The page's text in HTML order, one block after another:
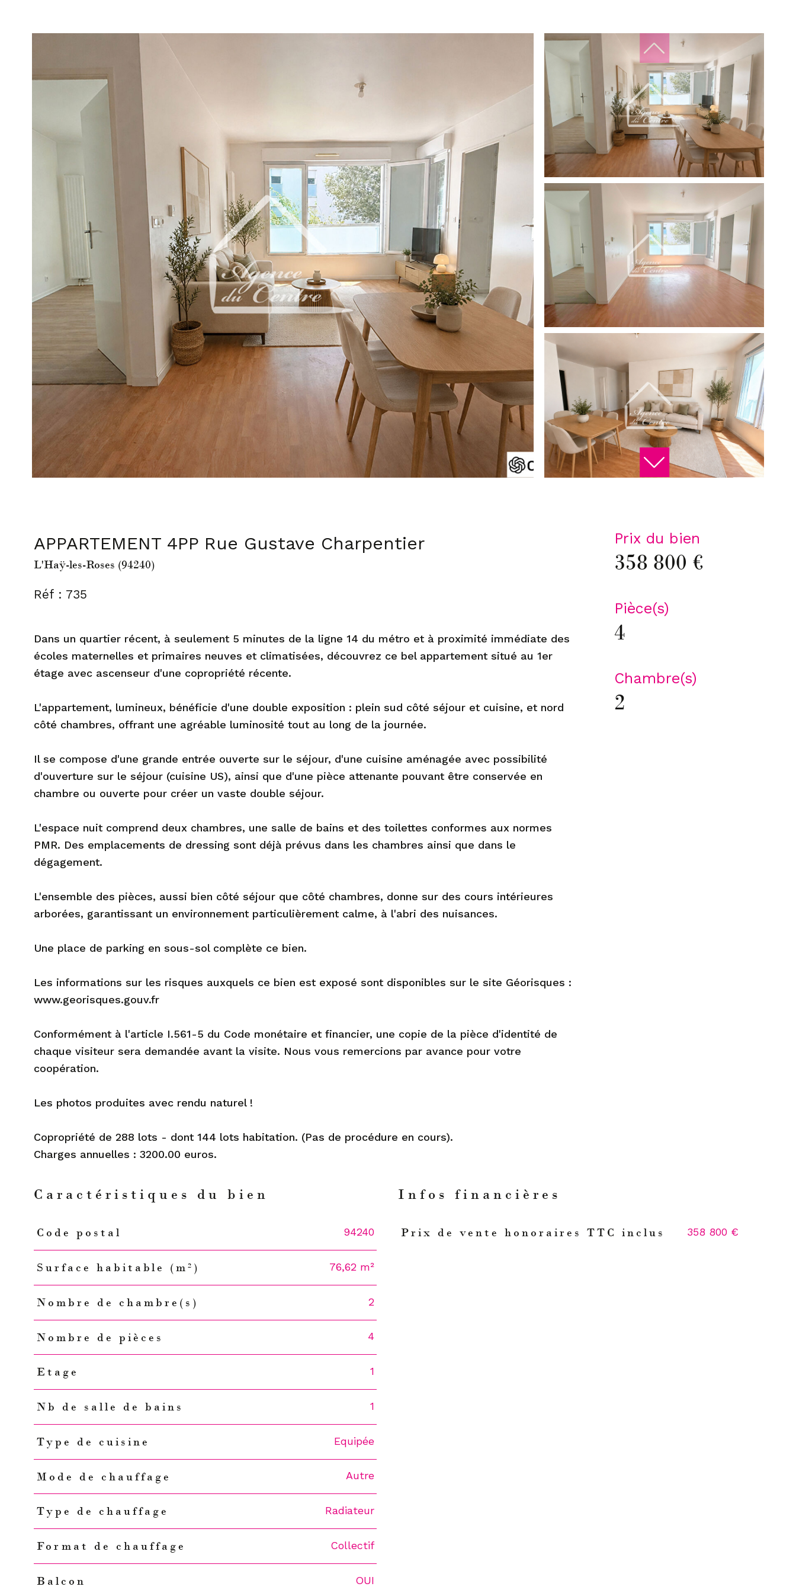
APPARTEMENT 4PP Rue Gustave Charpentier
L'Haÿ-les-Roses (94240)
Réf : 735
Dans un quartier récent, à seulement 5 minutes de la ligne 14 du métro et à proximité immédiate des
écoles maternelles et primaires neuves et climatisées, découvrez ce bel appartement situé au 1er
étage avec ascenseur d'une copropriété récente.
L'appartement, lumineux, bénéficie d'une double exposition : plein sud côté séjour et cuisine, et nord
côté chambres, offrant une agréable luminosité tout au long de la journée.
Il se compose d'une grande entrée ouverte sur le séjour, d'une cuisine aménagée avec possibilité
d'ouverture sur le séjour (cuisine US), ainsi que d'une pièce attenante pouvant être conservée en
chambre ou ouverte pour créer un vaste double séjour.
L'espace nuit comprend deux chambres, une salle de bains et des toilettes conformes aux normes
PMR. Des emplacements de dressing sont déjà prévus dans les chambres ainsi que dans le
dégagement.
L'ensemble des pièces, aussi bien côté séjour que côté chambres, donne sur des cours intérieures
arborées, garantissant un environnement particulièrement calme, à l'abri des nuisances.
Une place de parking en sous-sol complète ce bien.
Les informations sur les risques auxquels ce bien est exposé sont disponibles sur le site Géorisques :
www.georisques.gouv.fr
Conformément à l'article I.561-5 du Code monétaire et financier, une copie de la pièce d'identité de
chaque visiteur sera demandée avant la visite. Nous vous remercions par avance pour votre
coopération.
Les photos produites avec rendu naturel !
Copropriété de 288 lots - dont 144 lots habitation. (Pas de procédure en cours).
Prix du bien
358 800 €
Pièce(s)
4
Chambre(s)
2
Caractéristiques du bien
Caractéristiques
Code postal 94240
Surface habitable (m²) 76,62 m²
Nombre de chambre(s) 2
Nombre de pièces 4
Etage 1
Nb de salle de bains 1
Type de cuisine Equipée
Mode de chauffage Autre
Type de chauffage Radiateur
Format de chauffage Collectif
Balcon OUI
Infos financières
Caractéristiques Valeurs
Prix de vente honoraires TTC inclus 358 800 €